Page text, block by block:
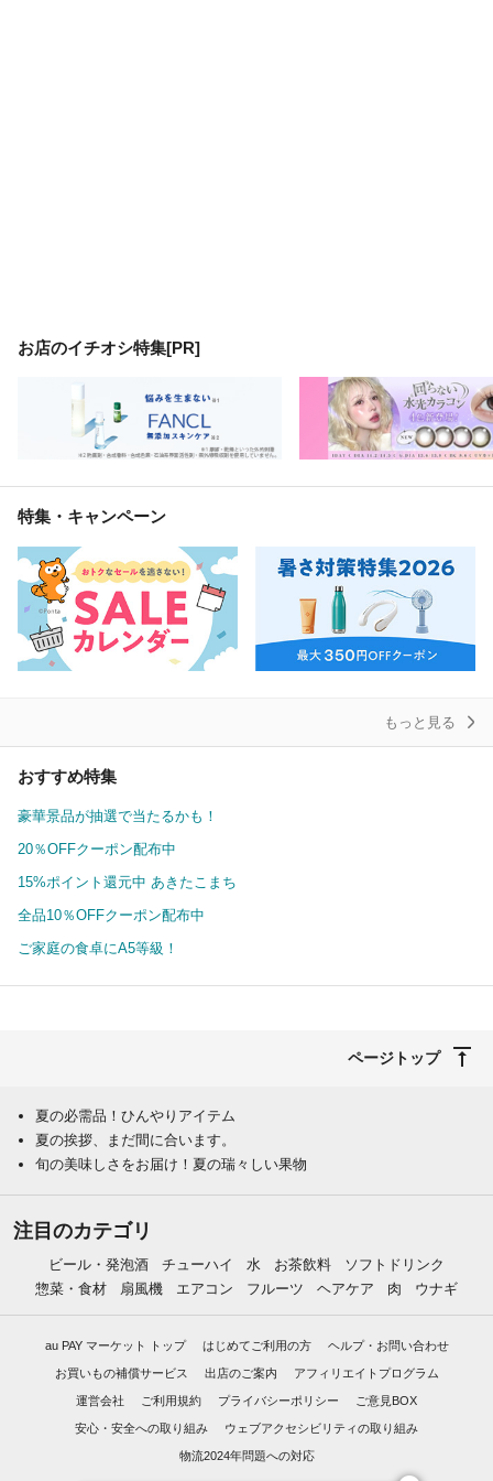
お店のイチオシ特集[PR]
特集・キャンペーン
もっと見る
おすすめ特集
豪華景品が抽選で当たるかも！
20％OFFクーポン配布中
15%ポイント還元中 あきたこまち
全品10％OFFクーポン配布中
ご家庭の食卓にA5等級！
ページトップ
夏の必需品！ひんやりアイテム
夏の挨拶、まだ間に合います。
旬の美味しさをお届け！夏の瑞々しい果物
注目のカテゴリ
ビール・発泡酒 チューハイ 水 お茶飲料
ソフトドリンク
惣菜・食材
扇風機 エアコン フルーツ ヘアケア 肉 ウナギ
au PAY マーケット トップ はじめてご利用の方 ヘルプ・お問い合わせ
お買いもの補償サービス 出店のご案内 アフィリエイトプログラム
運営会社 ご利用規約 プライバシーポリシー ご意見BOX
安心・安全への取り組み ウェブアクセシビリティの取り組み
物流2024年問題への対応